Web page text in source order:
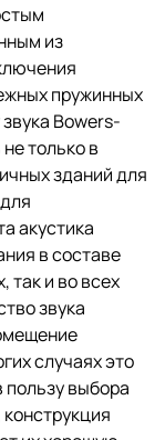
из
пружинных
Bowers-
только в
зданий для
акустика
в составе
так и во всех
звука
случаях это
выбора